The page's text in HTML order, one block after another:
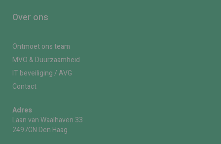
Over ons
Ontmoet ons team
MVO & Duurzaamheid
IT beveiliging / AVG
Contact
Adres
Laan van Waalhaven 33
2497GN Den Haag